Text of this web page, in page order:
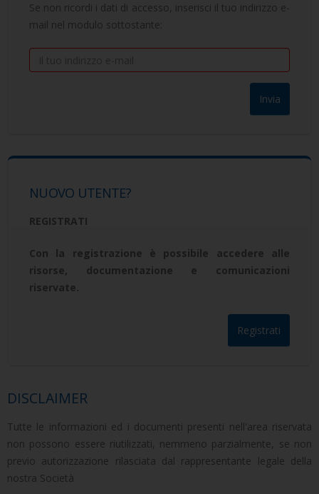
Se non ricordi i dati di accesso, inserisci il tuo indirizzo e-
mail nel modulo sottostante:
NUOVO UTENTE?
REGISTRATI
Con la registrazione è possibile accedere alle
risorse, documentazione e comunicazioni
riservate.
DISCLAIMER
Tutte le informazioni ed i documenti presenti nell'area riservata
non possono essere riutilizzati, nemmeno parzialmente, se non
previo autorizzazione rilasciata dal rappresentante legale della
nostra Società